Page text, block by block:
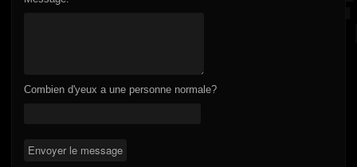
Combien d'yeux a une personne normale?